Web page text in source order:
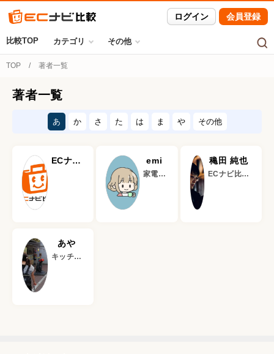
ログイン 会員登録
比較TOP カテゴリ その他
TOP 著者一覧
著者一覧
あ か さ た は ま や その他
ECナビ
emi
家電ラ
穐田 純也
ECナビ比較
あや
キッチン